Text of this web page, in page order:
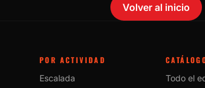
Volver al inicio
POR ACTIVIDAD
Escalada
Todo el